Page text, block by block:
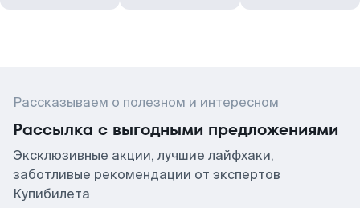
Рассказываем о полезном и интересном
Рассылка с выгодными предложениями
Эксклюзивные акции, лучшие лайфхаки,
заботливые рекомендации от экспертов
Купибилета